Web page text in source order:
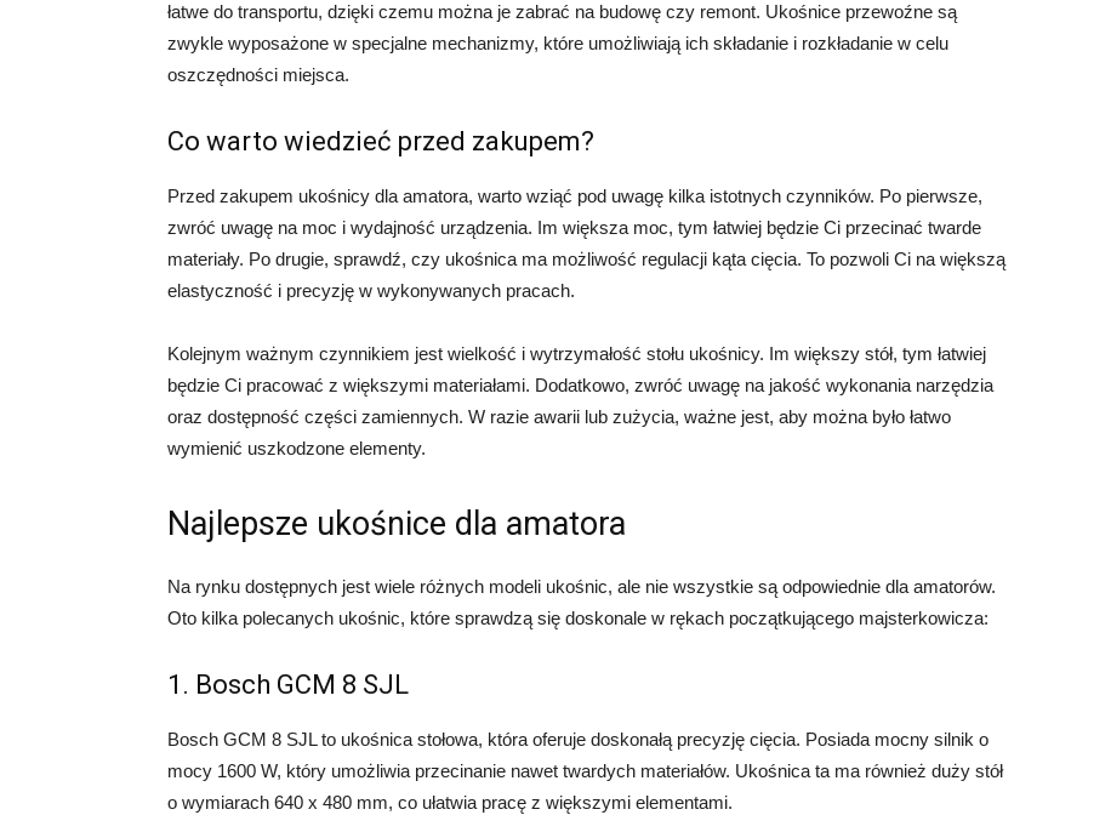
łatwe do transportu, dzięki czemu można je zabrać na budowę czy remont. Ukośnice przewoźne są
zwykle wyposażone w specjalne mechanizmy, które umożliwiają ich składanie i rozkładanie w celu
oszczędności miejsca.
Co warto wiedzieć przed zakupem?
Przed zakupem ukośnicy dla amatora, warto wziąć pod uwagę kilka istotnych czynników. Po pierwsze,
zwróć uwagę na moc i wydajność urządzenia. Im większa moc, tym łatwiej będzie Ci przecinać twarde
materiały. Po drugie, sprawdź, czy ukośnica ma możliwość regulacji kąta cięcia. To pozwoli Ci na większą
elastyczność i precyzję w wykonywanych pracach.
Kolejnym ważnym czynnikiem jest wielkość i wytrzymałość stołu ukośnicy. Im większy stół, tym łatwiej
będzie Ci pracować z większymi materiałami. Dodatkowo, zwróć uwagę na jakość wykonania narzędzia
oraz dostępność części zamiennych. W razie awarii lub zużycia, ważne jest, aby można było łatwo
wymienić uszkodzone elementy.
Najlepsze ukośnice dla amatora
Na rynku dostępnych jest wiele różnych modeli ukośnic, ale nie wszystkie są odpowiednie dla amatorów.
Oto kilka polecanych ukośnic, które sprawdzą się doskonale w rękach początkującego majsterkowicza:
1. Bosch GCM 8 SJL
Bosch GCM 8 SJL to ukośnica stołowa, która oferuje doskonałą precyzję cięcia. Posiada mocny silnik o
mocy 1600 W, który umożliwia przecinanie nawet twardych materiałów. Ukośnica ta ma również duży stół
o wymiarach 640 x 480 mm, co ułatwia pracę z większymi elementami.